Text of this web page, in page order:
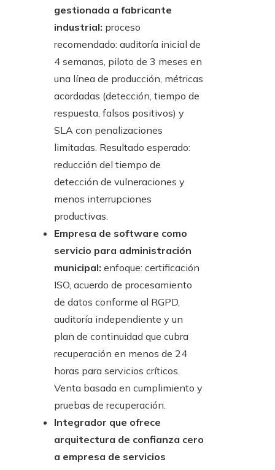
gestionada a fabricante
industrial: proceso
recomendado: auditoría inicial de
4 semanas, piloto de 3 meses en
una línea de producción, métricas
acordadas (detección, tiempo de
respuesta, falsos positivos) y
SLA con penalizaciones
limitadas. Resultado esperado:
reducción del tiempo de
detección de vulneraciones y
menos interrupciones
productivas.
Empresa de software como
servicio para administración
municipal: enfoque: certificación
ISO, acuerdo de procesamiento
de datos conforme al RGPD,
auditoría independiente y un
plan de continuidad que cubra
recuperación en menos de 24
horas para servicios críticos.
Venta basada en cumplimiento y
pruebas de recuperación.
Integrador que ofrece
arquitectura de confianza cero
a empresa de servicios